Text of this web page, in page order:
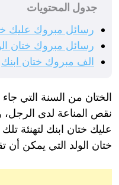
جدول المحتويات
رسائل مبروك عليك
رسائل مبروك ختان
الف مبروك ختان ابنك
الختان من السنة التي
نقص المناعة لدى الرجل،
عليك ختان ابنك لتهنئة
ختان الولد التي يمكن أن